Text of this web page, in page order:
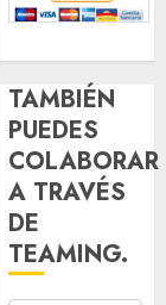
el culo
pues aunque
TAMBIÉN
PUEDES
COLABORAR
A TRAVÉS
DE
TEAMING.